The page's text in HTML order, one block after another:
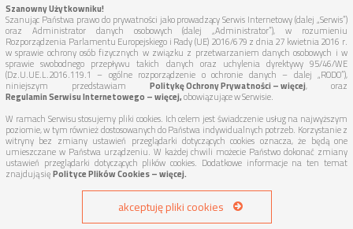
Szanowny Użytkowniku!
Szanując Państwa prawo do prywatności jako prowadzący Serwis Internetowy (dalej „Serwis”)
oraz Administrator danych osobowych (dalej „Administrator”), w rozumieniu
Rozporządzenia Parlamentu Europejskiego i Rady (UE) 2016/679 z dnia 27 kwietnia 2016 r.
w sprawie ochrony osób fizycznych w związku z przetwarzaniem danych osobowych i w
sprawie swobodnego przepływu takich danych oraz uchylenia dyrektywy 95/46/WE
(Dz.U.UE.L.2016.119.1 – ogólne rozporządzenie o ochronie danych – dalej „RODO”),
niniejszym przedstawiam Politykę Ochrony Prywatności – więcej, oraz
Regulamin Serwisu Internetowego – więcej,obowiązujące w Serwisie.
W ramach Serwisu stosujemy pliki cookies. Ich celem jest świadczenie usług na najwyższym
poziomie, w tym również dostosowanych do Państwa indywidualnych potrzeb. Korzystanie z
witryny bez zmiany ustawień przeglądarki dotyczących cookies oznacza, że będą one
umieszczane w Państwa urządzeniu. W każdej chwili możecie Państwo dokonać zmiany
ustawień przeglądarki dotyczących plików cookies. Dodatkowe informacje na ten temat
znajdują sięPolityce Plików Cookies – więcej.
akceptuję pliki cookies